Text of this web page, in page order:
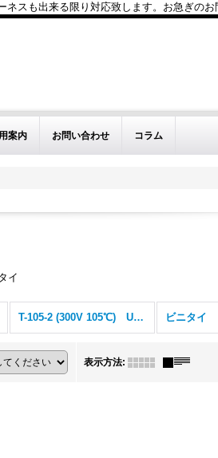
スも出来る限り対応致します。お急ぎのお
案内 お問い合わせ コラム
イ
T-105-2 (300V 105℃) ULチューブ ビニタイ
表示方法: